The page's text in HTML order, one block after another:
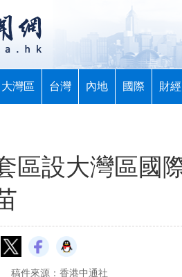
大灣區 台灣 內地 國際 財經
區設大灣區
稿件來源：香港中通社